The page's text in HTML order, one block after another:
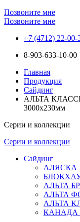
Позвоните мне
Позвоните мне
+7 (4712) 22-00-
8-903-633-10-00
Главная
Продукция
Сайдинг
АЛЬТА
3000х230мм
Серии и коллекции
Серии и коллекции
Сайдинг
АЛЯСКА
АЛЬТА
АЛЬТА
АЛЬТА